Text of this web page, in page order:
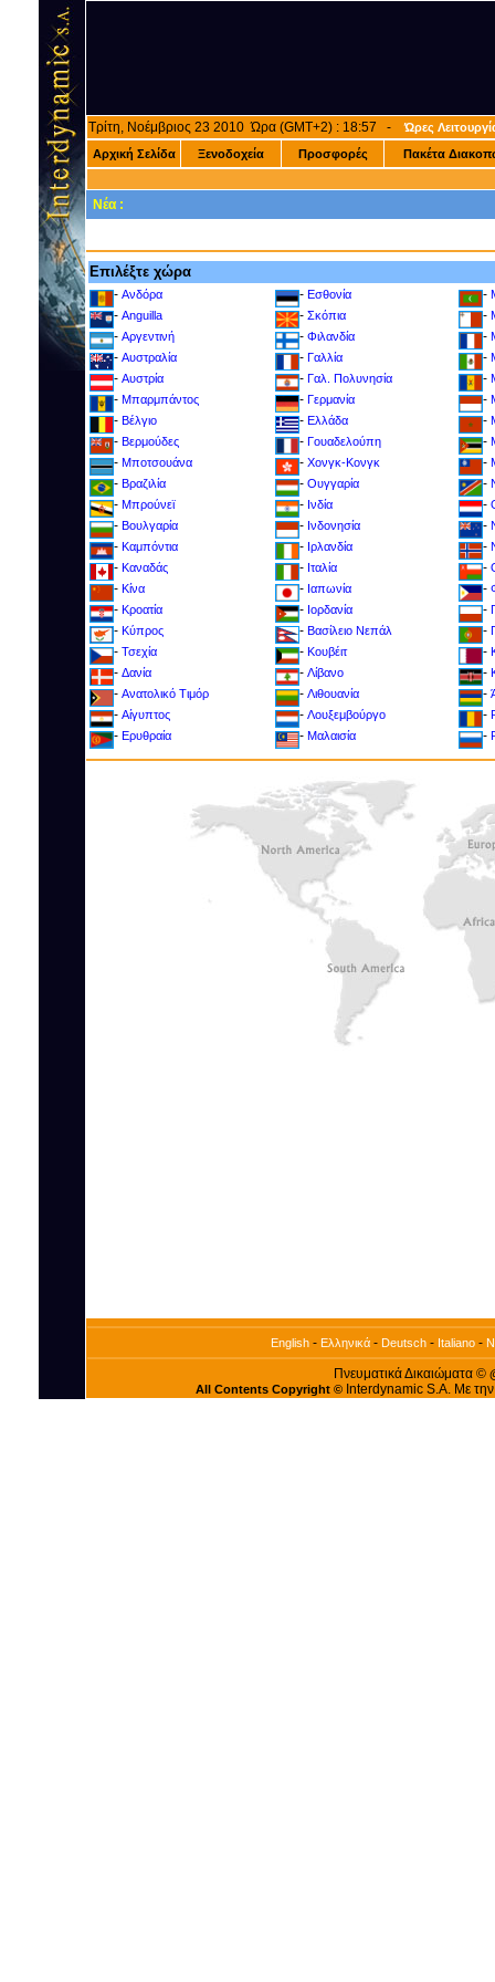
Τρίτη, Νοέμβριος 23 2010 Ώρα (GMT+2) : 18:57 -Ώρες
Αρχική Σελίδα
Ξενοδοχεία Προσφορές Πακέτα
Νέα :
Επιλέξτε χώρα
- Ανδόρα
- Anguilla
- Αργεντινή
- Αυστραλία
- Αυστρία
- Μπαρμπάντος
- Βέλγιο
- Βερμούδες
- Μποτσουάνα
- Βραζιλία
- Μπρούνεϊ
- Βουλγαρία
- Καμπόντια
- Καναδάς
- Κίνα
- Κροατία
- Kύπρος
- Τσεχία
- Δανία
- Ανατολικό Τιμόρ
- Αίγυπτος
- Ερυθραία
- Εσθονία
- Σκόπια
- Φιλανδία
- Γαλλία
- Γαλ. Πολυνησία
- Γερμανία
- Ελλάδα
- Γουαδελούπη
- Χονγκ-Κονγκ
- Ουγγαρία
- Ινδία
- Ινδονησία
- Ιρλανδία
- Ιταλία
- Ιαπωνία
- Ιορδανία
- Βασίλειο Νεπάλ
- Κουβέιτ
- Λίβανο
- Λιθουανία
- Λουξεμβούργο
- Μαλαισία
-
-
-
-
-
-
-
-
-
-
-
-
-
-
-
-
-
-
-
-
-
-
English - Ελληνικά - Deutsch - Italiano -
Πνευματικά Δικαιώματα ©
All Contents Copyright © Interdynamic S.A. Με